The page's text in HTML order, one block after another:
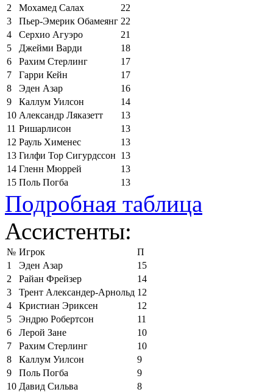
2
Мохамед Салах
22
3
Пьер-Эмерик Обамеянг 22
4
Серхио Агуэро
21
5
Джейми Варди
18
6
Рахим Стерлинг
17
7
Гарри Кейн
17
8
Эден Азар
16
9
Каллум Уилсон
14
10 Александр Ляказетт
13
11 Ришарлисон
13
12 Рауль Хименес
13
13 Гилфи Тор Сигурдссон 13
14 Гленн Мюррей
13
15 Поль Погба 13
Подробная таблица
Ассистенты:
№ Игрок
П
1
Эден Азар
15
2
Райан Фрейзер
14
3
Трент Александер-Арнольд 12
4
Кристиан Эриксен
12
5
Эндрю Робертсон
11
6
Лерой Зане
10
7
Рахим Стерлинг
10
8
Каллум Уилсон
9
9
Поль Погба
9
10 Давид Сильва
8